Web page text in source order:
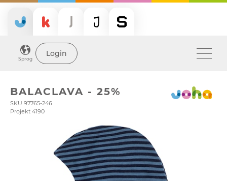
Sprog
Login
BALACLAVA - 25%
SKU 97765-246
Projekt 4190